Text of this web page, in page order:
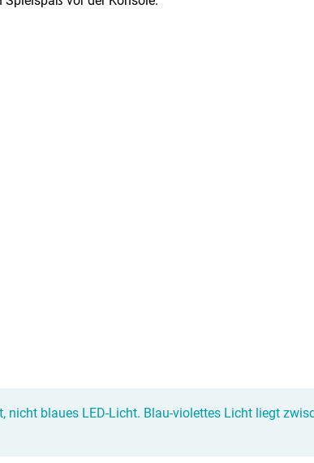
blaues LED-Licht. Blau-violettes Licht liegt